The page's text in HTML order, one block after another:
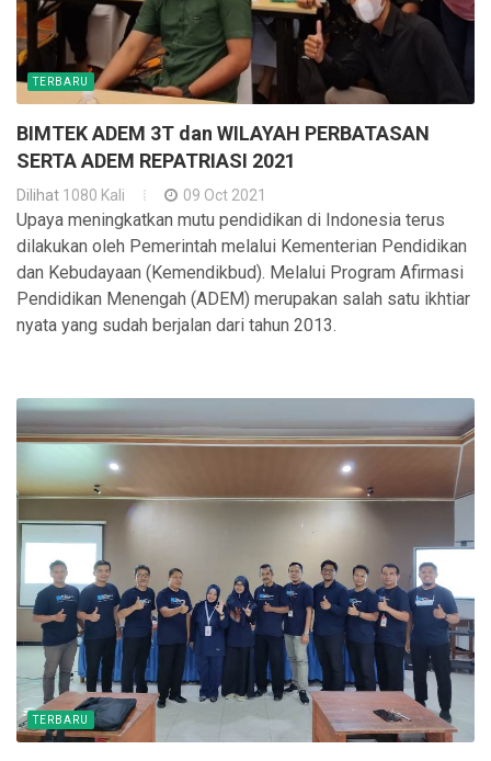
TERBARU
BIMTEK ADEM 3T dan WILAYAH PERBATASAN
SERTA ADEM REPATRIASI 2021
Dilihat 1080 Kali 09 Oct 2021
Upaya meningkatkan mutu pendidikan di Indonesia terus
dilakukan oleh Pemerintah melalui Kementerian Pendidikan
dan Kebudayaan (Kemendikbud). Melalui Program Afirmasi
Pendidikan Menengah (ADEM) merupakan salah satu ikhtiar
nyata yang sudah berjalan dari tahun 2013.
TERBARU